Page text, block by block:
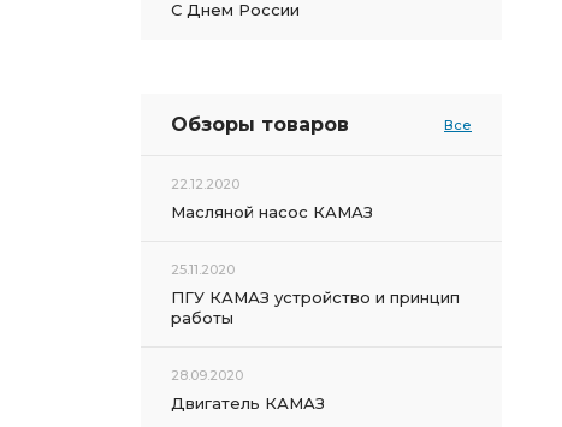
С Днем России
Обзоры товаров Все
22.12.2020
Масляной насос КАМАЗ
25.11.2020
ПГУ КАМАЗ устройство и принцип
работы
28.09.2020
Двигатель КАМАЗ